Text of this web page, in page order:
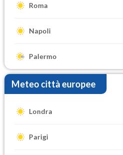
Roma
Napoli
Palermo
Meteo città europee
Londra
Parigi